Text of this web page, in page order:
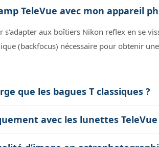
TeleVue avec mon appareil
aux boîtiers Nikon reflex en se
(backfocus) nécessaire pour obtenir
que les bagues T classiques ?
l’on utilise des correcteurs grand
élargie permet d’exploiter pleinement
avec les lunettes TeleVue